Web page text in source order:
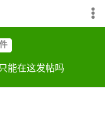
能在这发帖吗